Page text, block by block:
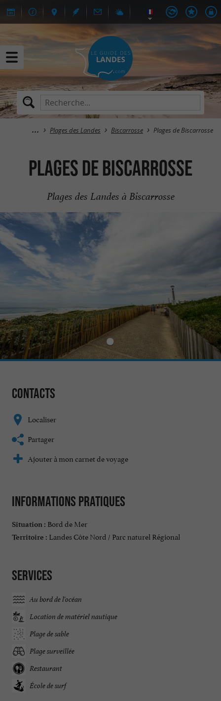
Plages des Landes Biscarrosse Plages de Biscarrosse
Plages de Biscarrosse
Plages des Landes à Biscarrosse
Contacts
Localiser
Partager
Ajouter à mon carnet de voyage
Informations pratiques
Situation : Bord de Mer
Territoire : Landes Côte Nord / Parc naturel Régional
Services
Au bord de l'océan
Location de matériel nautique
Plage de sable
Plage surveillée
Restaurant
École de surf